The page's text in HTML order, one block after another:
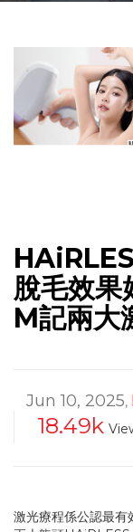
脫毛效果
M記兩大
Jun 10, 2025,
18.49k
激光療程係公認最有